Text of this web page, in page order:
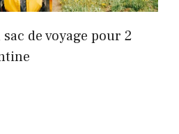
de voyage pour 2